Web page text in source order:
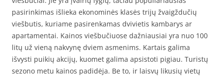
pasirinkimas išlieka ekonominės klasės trijų žvaigždučių
viešbutis, kuriame pasirenkamas dvivietis kambarys ar
apartamentai. Kainos viešbučiuose dažniausiai yra nuo 100
litų už vieną nakvynę dviem asmenims. Kartais galima
išvysti puikių akcijų, kuomet galima apsistoti pigiau. Turistų
sezono metu kainos padidėja. Be to, ir laisvų likusių vietų